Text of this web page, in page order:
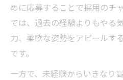
めに応募することで採用のチ
では、過去の経験よりもやる
力、柔軟な姿勢をアピールす
です。
一方で、未経験からいきなり